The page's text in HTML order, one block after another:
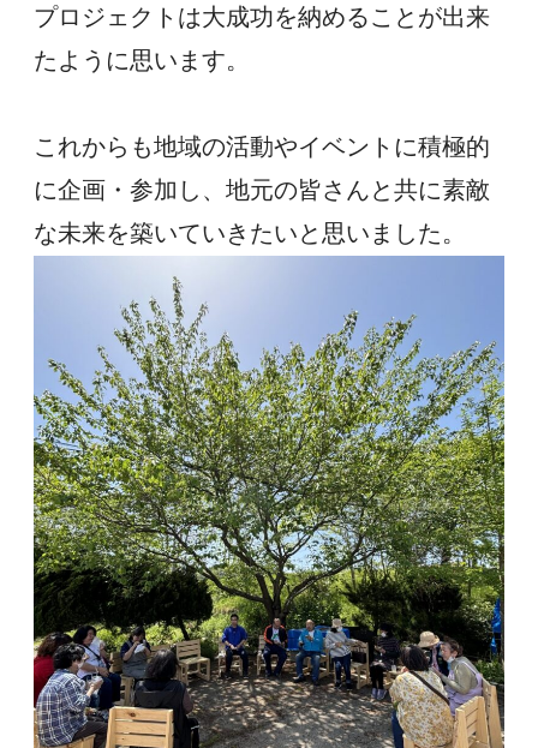
プロジェクトは大成功を納めることが出来
たように思います。
これからも地域の活動やイベントに積極的
に企画・参加し、地元の皆さんと共に素敵
な未来を築いていきたいと思いました。